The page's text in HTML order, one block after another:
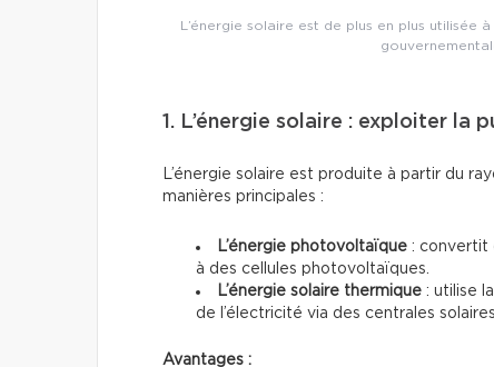
L’énergie solaire est de plus en plus utilisée
1. L’énergie solaire : exploiter la
L’énergie solaire est produite à partir du
manières principales :
L’énergie photovoltaïque : convertit
à des cellules photovoltaïques.
L’énergie solaire thermique : utilise
de l’électricité via des centrales
Avantages :